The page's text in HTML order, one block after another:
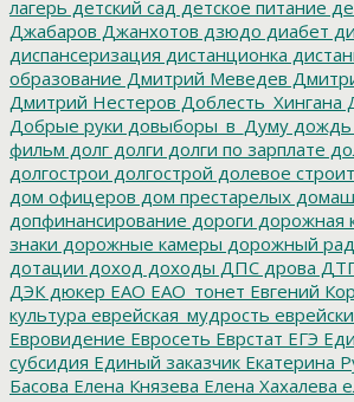
лагерь детский сад детское питание
Джабаров Джанхотов дзюдо диабет
диспансеризация дистанционка
образование Дмитрий Меведев
Дмитрий Нестеров Доблесть_Хингана
Добрые руки довыборы_в_Думу дождь
фильм долг долги долги по зарплате
долгострои долгострой долевое
дом офицеров дом престарелых
допфинансирование дороги дорожная
знаки дорожные камеры дорожный
дотации доход доходы ДПС дрова
ДЭК дюкер ЕАО ЕАО_тонет Евгений
культура еврейская_мудрость
Евровидение Евросеть Еврстат ЕГЭ
субсидия Единый заказчик Екатерина
Басова Елена Князева Елена Хахалева